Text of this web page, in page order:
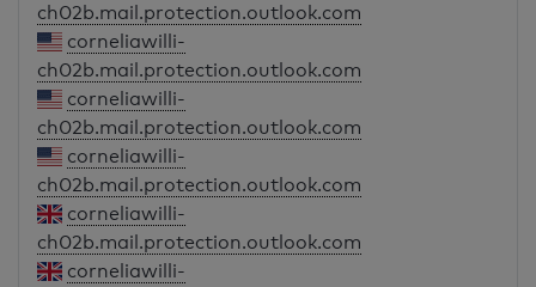
ch02b.mail.protection.outlook.com
corneliawilli-
ch02b.mail.protection.outlook.com
corneliawilli-
ch02b.mail.protection.outlook.com
corneliawilli-
ch02b.mail.protection.outlook.com
corneliawilli-
ch02b.mail.protection.outlook.com
corneliawilli-